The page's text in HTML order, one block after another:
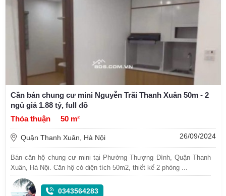
Cần bán chung cư mini Nguyễn Trãi Thanh Xuân 50m - 2
ngủ giá 1.88 tỷ, full đồ
Thỏa thuận
50 m²
Quận Thanh Xuân, Hà Nội 26/09/2024
Bán căn hộ chung cư mini tại Phường Thượng Đình, Quận Thanh
Xuân, Hà Nội. Căn hộ có diện tích 50m2, thiết kế 2 phòng ...
0343564283